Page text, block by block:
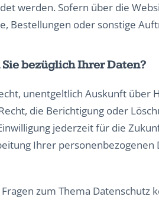
werden. Sofern über die
Bestellungen oder sonstige
bezüglich Ihrer Daten?
unentgeltlich Auskunft
die Berichtigung oder
jederzeit für die
Ihrer
zum Thema Datenschutz